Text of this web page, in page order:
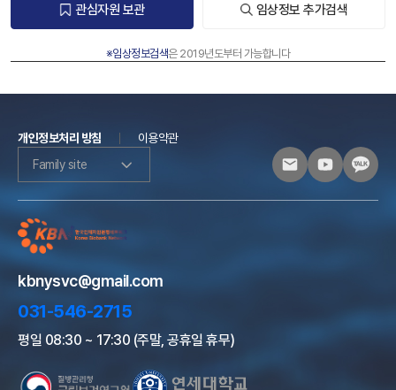
관심자원 보관 임상정보 추가검색
※임상정보검색은 2019년도부터 가능합니다
개인정보처리 방침
이용약관
Family site
kbnysvc@gmail.com
031-546-2715
평일 08:30 ~ 17:30 (주말, 공휴일 휴무)